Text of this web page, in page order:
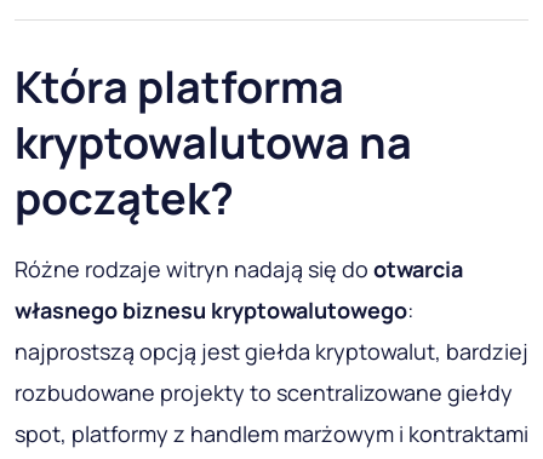
Która platforma
kryptowalutowa na
początek?
Różne rodzaje witryn nadają się do otwarcia
własnego biznesu kryptowalutowego:
najprostszą opcją jest giełda kryptowalut, bardziej
rozbudowane projekty to scentralizowane giełdy
spot, platformy z handlem marżowym i kontraktami